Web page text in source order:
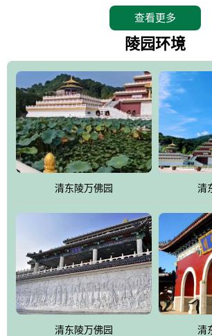
拥有4A级旅游区头衔的花园式陵园，园内建有
万佛园位于遵化市境内，座落在世界文化遗产
形绝佳，地理位置优越，交通便利。公司以“
园、打造佛教精品旅游圣地”为目标，以海外
的墓地安葬、祭祀吊亡并结合旅游参观构成其
郁绚丽、优雅宜人的园林景观构成其外部形象
园手法相结合的默契操作，建成一处特色鲜明
美、民族风格突出，与周边文物古迹交相呼应
式园林。
万佛园工程一期占地448亩，目前完成投资近
用全仿古式建筑，寻求与世界文化遗产地清东
区建设中寻求陵园建设与景区建设的有机融合
的地形优势，打造现代艺术园林，建设旅游景
合服务设施，服务于陵园经营，使企业的多元
托、相互促进，园区绿化覆盖率达90%。
设计建造各种墓地墓位3万个；主体建筑金宝
能适应不同消费阶层的需求，为客户提供墓碑
查看更多
陵园环境
清东陵万佛园 清
清东陵万佛园 清